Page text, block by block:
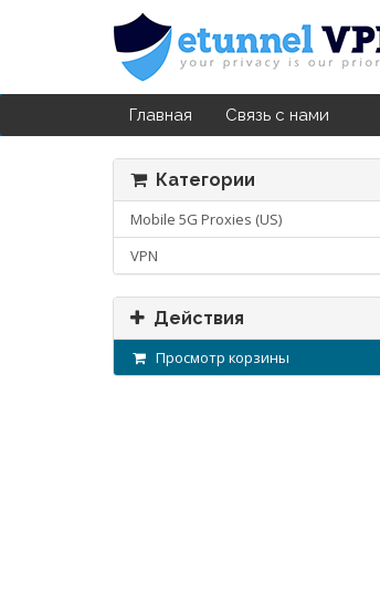
Главная Связь с нами
Категории
Mobile 5G Proxies (US)
VPN
Действия
Просмотр корзины